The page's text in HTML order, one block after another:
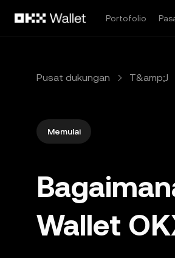
Portofolio
Pusat dukungan T&amp;J
Memulai
Wallet